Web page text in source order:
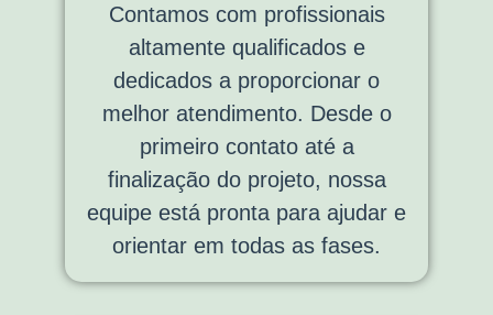
Contamos com profissionais
altamente qualificados e
dedicados a proporcionar o
melhor atendimento. Desde o
primeiro contato até a
finalização do projeto, nossa
equipe está pronta para ajudar e
orientar em todas as fases.